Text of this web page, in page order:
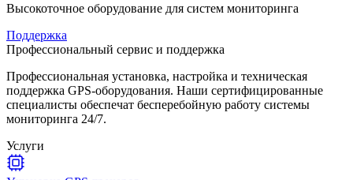
Высокоточное оборудование для систем мониторинга
Поддержка
Профессиональный сервис и поддержка
Профессиональная установка, настройка и техническая
поддержка GPS-оборудования. Наши сертифицированные
специалисты обеспечат бесперебойную работу системы
мониторинга 24/7.
Услуги